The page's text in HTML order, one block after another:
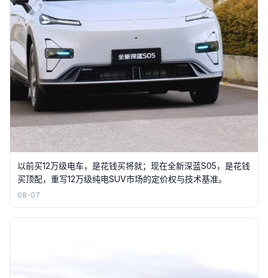
以前买12万级电车，是花钱买将就；现在全新深蓝S05，是花钱
买顶配，重写12万级纯电SUV市场的定价权与技术基准。
08-07